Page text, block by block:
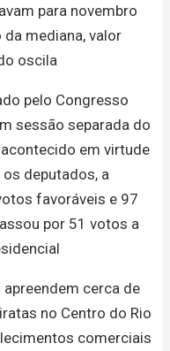
para novembro
mediana, valor
oscila
pelo Congresso
sessão separada do
em virtude
deputados, a
favoráveis e 97
por 51 votos a
apreendem cerca de
no Centro do Rio
comerciais